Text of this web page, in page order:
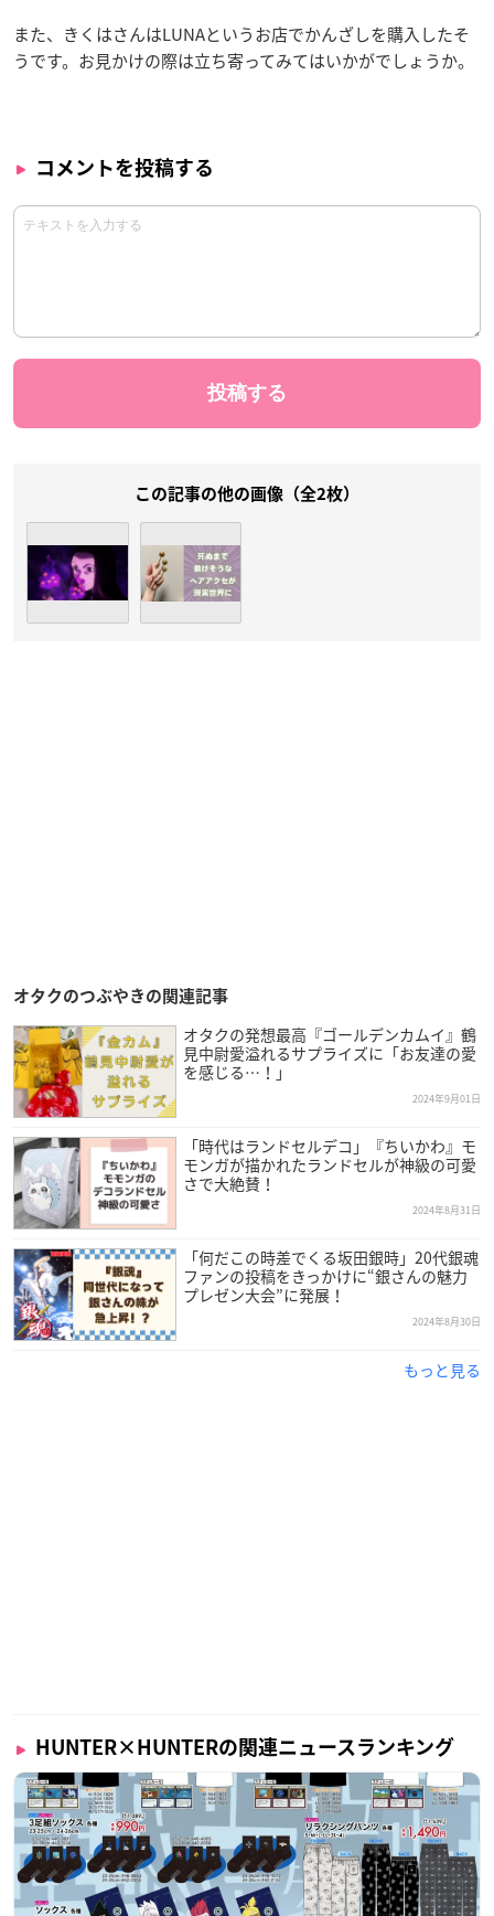
また、きくはさんはLUNAというお店でかんざしを購入したそ
うです。お見かけの際は立ち寄ってみてはいかがでしょうか。
コメントを投稿する
この記事の他の画像（全2枚）
オタクのつぶやきの関連記事
オタクの発想最高『ゴールデンカムイ』鶴
見中尉愛溢れるサプライズに「お友達の愛
を感じる…！」
2024年9月01日
「時代はランドセルデコ」『ちいかわ』モ
モンガが描かれたランドセルが神級の可愛
さで大絶賛！
2024年8月31日
「何だこの時差でくる坂田銀時」20代銀魂
ファンの投稿をきっかけに“銀さんの魅力
プレゼン大会”に発展！
2024年8月30日
もっと見る
HUNTER×HUNTERの関連ニュースランキング